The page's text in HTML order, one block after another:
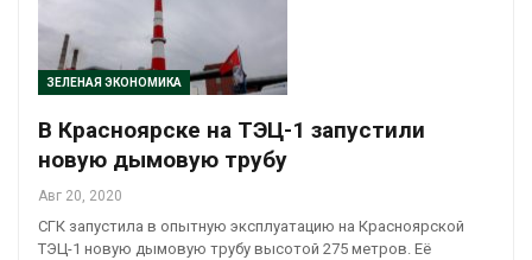
ЗЕЛЕНАЯ ЭКОНОМИКА
В Красноярске на ТЭЦ-1 запустили
новую дымовую трубу
Авг 20, 2020
СГК запустила в опытную эксплуатацию на Красноярской
ТЭЦ-1 новую дымовую трубу высотой 275 метров. Её